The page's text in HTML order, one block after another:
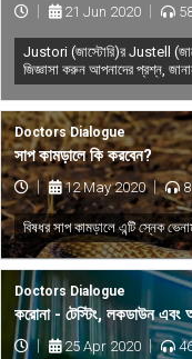
21 Jun 2020
Justori (জাস্টোরি)র Justell
জিজ্ঞাসা করুন আপনাদের প্রশ্ন,
Doctors Dialogue
সাপ কামড়ালে কি করবেন?
12 May 2020
বিষধর সাপ কামড়ালে এন্টি স্নেক
Doctors Dialogue
করোনা - টেস্টিং, লকডাউন এবং
25 Apr 2020